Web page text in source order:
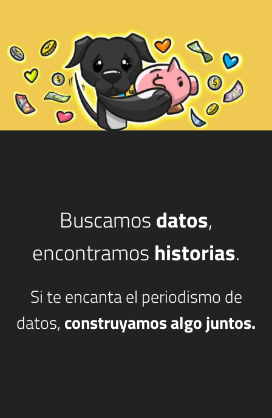
Buscamosdatos,
encontramos historias.
Si te encanta el periodismo de
datos, construyamos algo juntos.